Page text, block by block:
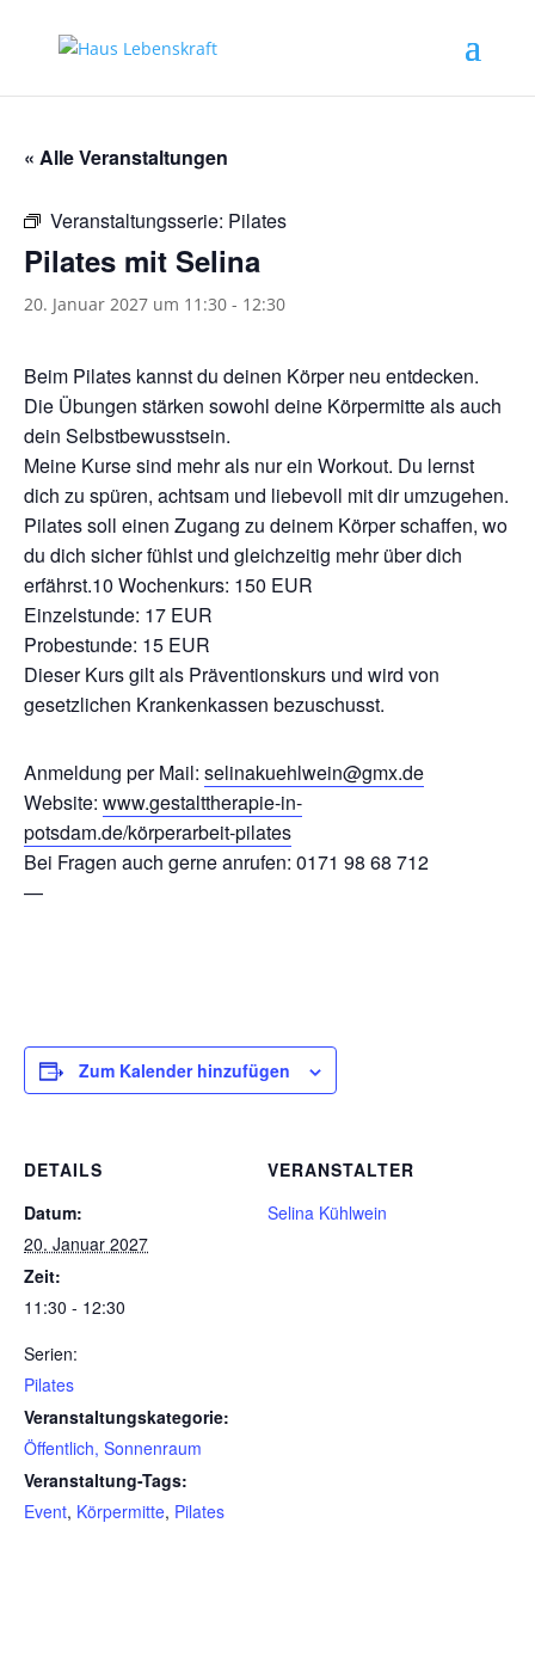
« Alle Veranstaltungen
Veranstaltungsserie: Pilates
Pilates mit Selina
20. Januar 2027 um 11:30 - 12:30
Beim Pilates kannst du deinen Körper neu entdecken.
Die Übungen stärken sowohl deine Körpermitte als auch
dein Selbstbewusstsein.
Meine Kurse sind mehr als nur ein Workout. Du lernst
dich zu spüren, achtsam und liebevoll mit dir umzugehen.
Pilates soll einen Zugang zu deinem Körper schaffen, wo
du dich sicher fühlst und gleichzeitig mehr über dich
erfährst.10 Wochenkurs: 150 EUR
Einzelstunde: 17 EUR
Probestunde: 15 EUR
Dieser Kurs gilt als Präventionskurs und wird von
gesetzlichen Krankenkassen bezuschusst.
Anmeldung per Mail: selinakuehlwein@gmx.de
Website: www.gestalttherapie-in-
potsdam.de/körperarbeit-pilates
Bei Fragen auch gerne anrufen: 0171 98 68 712
—
Zum Kalender hinzufügen
DETAILS
Datum:
20. Januar 2027
Zeit:
11:30 - 12:30
Serien:
Pilates
Veranstaltungskategorie:
Öffentlich, Sonnenraum
Veranstaltung-Tags:
Event, Körpermitte, Pilates
VERANSTALTER
Selina Kühlwein